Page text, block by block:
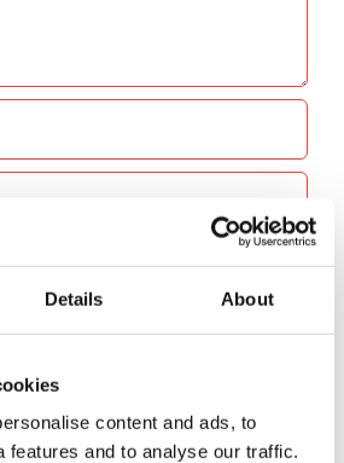
Details About
content and ads, to
features and to analyse our traffic.
de volgende keer dat ik